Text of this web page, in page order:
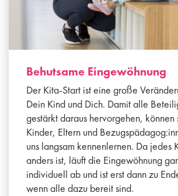
Behutsame Eingewöhnung
Der Kita-Start ist eine große
Dein Kind und Dich. Damit alle
gestärkt daraus hervorgehen, können
Kinder, Eltern und
uns langsam kennenlernen. Da jedes
anders ist, läuft die Eingewöhnung
individuell ab und ist erst dann zu
wenn alle dazu bereit sind.